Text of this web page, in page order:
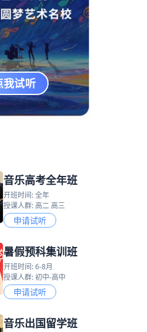
我试听
音乐高考全年班
开班时间: 全年
授课人群: 高二 高三
申请试听
暑假预科集训班
开班时间: 6-8月
授课人群: 初中-高中
申请试听
音乐出国留学班